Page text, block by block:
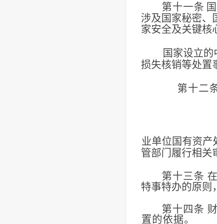
第十一条
涉及国家秘密、
家安全及关键核
国家设立
损失核销等处置
第十二
业单位国有资产
管部门履行相关
第十三条
特事特办的原则
第十四条
置的依据。